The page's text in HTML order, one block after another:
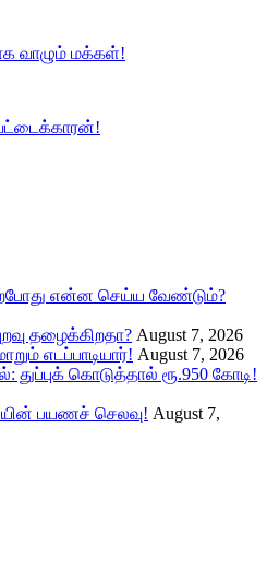
வாழும் மக்கள்!
என்ன செய்ய வேண்டும்?
தழைக்கிறதா? August 7, 2026
எடப்பாடியார்! August 7, 2026
கொடுத்தால் ரூ.950 கோடி!
பயணச் செலவு! August 7,